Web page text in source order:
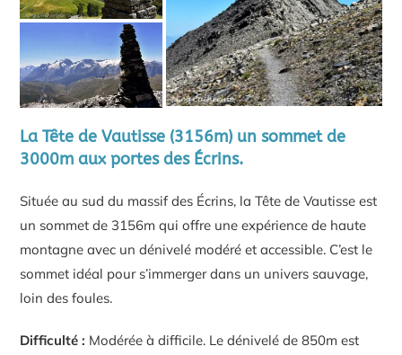
La Tête de Vautisse (3156m) un sommet de
3000m aux portes des Écrins.
Située au sud du massif des Écrins, la Tête de Vautisse est
un sommet de 3156m qui offre une expérience de haute
montagne avec un dénivelé modéré et accessible. C’est le
sommet idéal pour s’immerger dans un univers sauvage,
loin des foules.
Difficulté : Modérée à difficile. Le dénivelé de 850m est